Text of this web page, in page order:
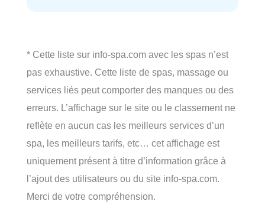
* Cette liste sur info-spa.com avec les spas n’est
pas exhaustive. Cette liste de spas, massage ou
services liés peut comporter des manques ou des
erreurs. L’affichage sur le site ou le classement ne
reflète en aucun cas les meilleurs services d’un
spa, les meilleurs tarifs, etc… cet affichage est
uniquement présent à titre d’information grâce à
l’ajout des utilisateurs ou du site info-spa.com.
Merci de votre compréhension.